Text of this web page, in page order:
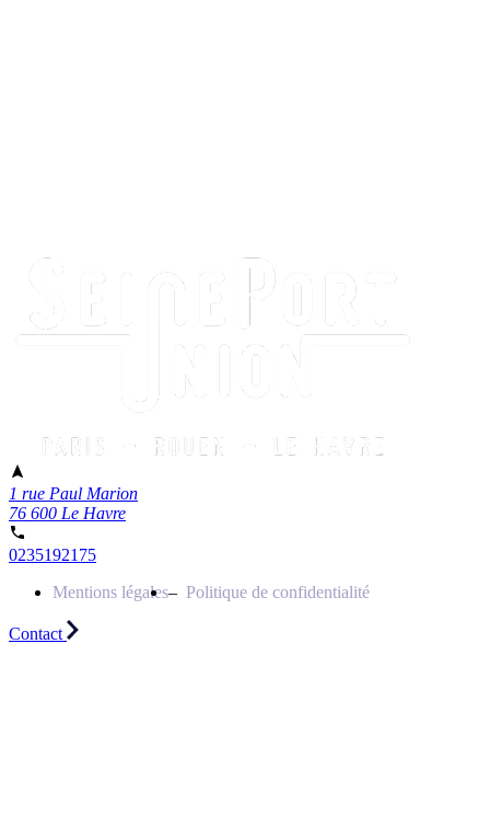
1 rue Paul Marion
76 600 Le Havre
0235192175
Mentions légales
Politique de confidentialité
Contact